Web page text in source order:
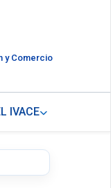
y Comercio
IVACE